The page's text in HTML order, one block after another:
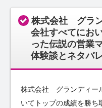
株式会社 グラ
会社すべてにお
った伝説の営業
体験談とネタバ
株式会社 グランディー
いてトップの成績を勝ち